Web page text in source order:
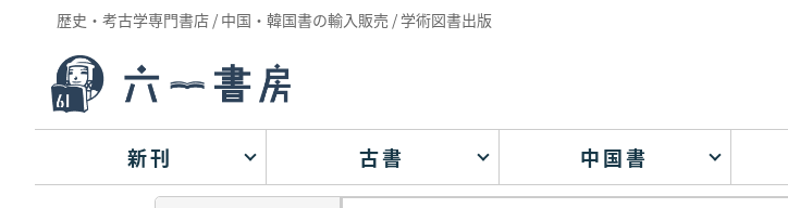
歴史・考古学専門書店 / 中国・韓国書の輸入販売 / 学術図書出版
新刊 古書 中国書